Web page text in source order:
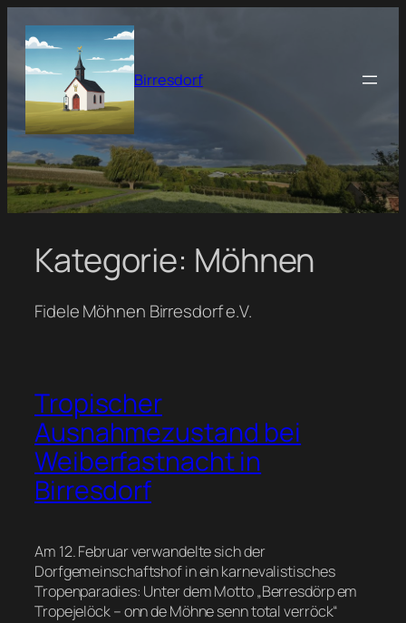
Inhalt
springen
Birresdorf
Kategorie: Möhnen
Fidele Möhnen Birresdorf e.V.
Tropischer
Ausnahmezustand bei
Weiberfastnacht in
Birresdorf
Am 12. Februar verwandelte sich der
Dorfgemeinschaftshof in ein karnevalistisches
Tropenparadies: Unter dem Motto „Berresdörp em
Tropejelöck – onn de Möhne senn total verröck“